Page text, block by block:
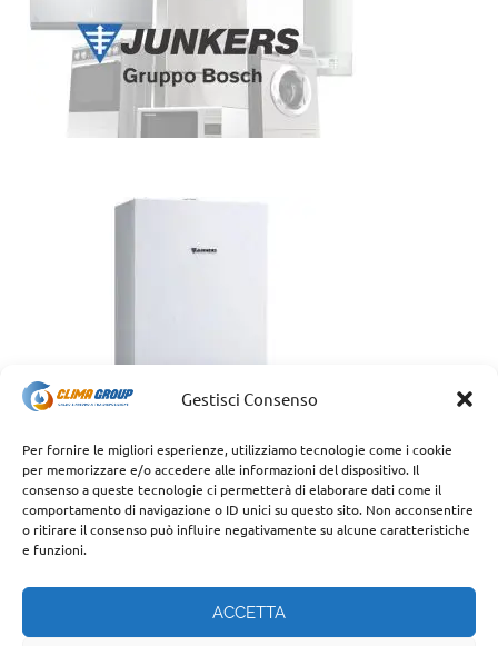
Gestisci Consenso
Per fornire le migliori esperienze, utilizziamo tecnologie come i cookie
per memorizzare e/o accedere alle informazioni del dispositivo. Il
consenso a queste tecnologie ci permetterà di elaborare dati come il
comportamento di navigazione o ID unici su questo sito. Non acconsentire
o ritirare il consenso può influire negativamente su alcune caratteristiche
e funzioni.
ACCETTA